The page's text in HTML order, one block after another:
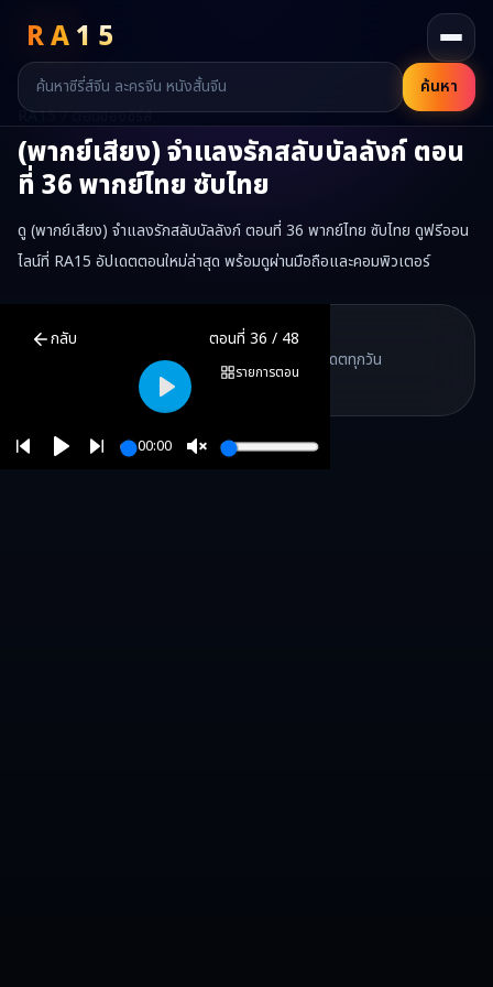
RA15
ค้นหา
RA15 / ตอนของซีรี่ส์
(พากย์เสียง) จำแลงรักสลับบัลลังก์ตอน
ที่ 36พากย์ไทย ซับไทย
ดู (พากย์เสียง) จำแลงรักสลับบัลลังก์ ตอนที่ 36 พากย์ไทย ซับไทย ดูฟรีออน
ไลน์ที่ RA15 อัปเดตตอนใหม่ล่าสุด พร้อมดูผ่านมือถือและคอมพิวเตอร์
กลับ ตอนที่ 36 / 48
รายการตอน
00:00
Play
พากย์ไทย ซับไทย ดูฟรี
RA15 เป็นเว็บไซต์ดูซีรี่ส์จีนออนไลน์ฟรี ที่รวบรวมหนังจีน ละครจีน มิ
RA15 Drama
RA15 Drama
รวมซีรี่ส์จีน ละครสั้น หนังแนวตั้ง พากย์ไทย อัปเดตทุกวัน
RA15 Drama